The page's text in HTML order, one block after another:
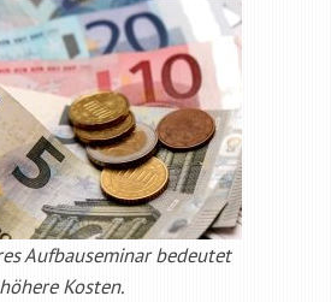
Aufbauseminar bedeutet
höhere Kosten.